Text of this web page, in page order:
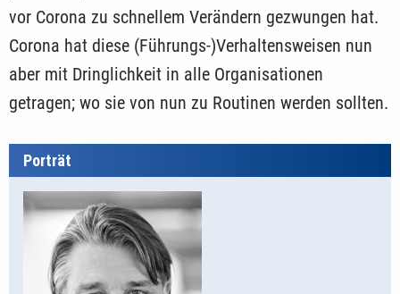
vor Corona zu schnellem Verändern gezwungen hat.
Corona hat diese (Führungs-)Verhaltensweisen nun
aber mit Dringlichkeit in alle Organisationen
getragen; wo sie von nun zu Routinen werden sollten.
Porträt